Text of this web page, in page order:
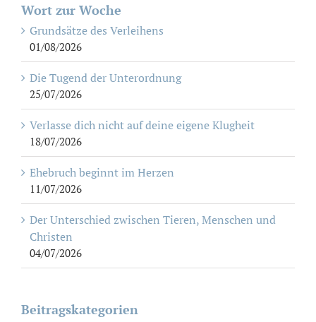
Wort zur Woche
Grundsätze des Verleihens
01/08/2026
Die Tugend der Unterordnung
25/07/2026
Verlasse dich nicht auf deine eigene Klugheit
18/07/2026
Ehebruch beginnt im Herzen
11/07/2026
Der Unterschied zwischen Tieren, Menschen und
Christen
04/07/2026
Beitragskategorien